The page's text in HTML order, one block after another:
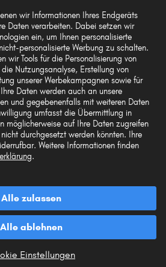
die gesamte Datenbank, dürfen nicht
und Verbreitung der Daten und der
von TecAlliance und/oder die
ist streng verboten. Jegliche
stellt eine Verletzung des Urheberrechts dar
sich ziehen.
entsprechen dem Wegfall der
von 6,90 €.
wir Informationen Ihres Endgeräts
Daten verarbeiten. Dabei setzen wir
ein, um Ihnen personalisierte
personalisierte Werbung zu schalten.
wir Tools für die Personalisierung von
Nutzungsanalyse, Erstellung von
unserer Werbekampagnen sowie für
Daten werden auch an unsere
und gegebenenfalls mit weiteren Daten
umfasst die Übermittlung in
möglicherweise auf Ihre Daten zugreifen
durchgesetzt werden könnten. Ihre
Weitere Informationen finden
.
Alle zulassen
Alle ablehnen
Einstellungen